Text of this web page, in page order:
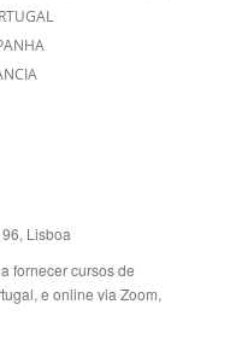
Lisboa
fornecer cursos de
e online via Zoom,